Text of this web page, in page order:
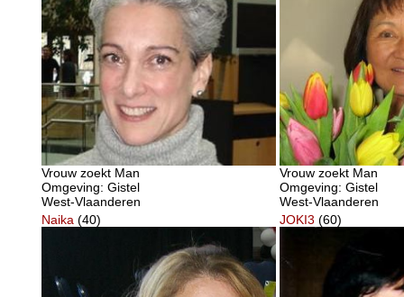
Vrouw zoekt Man
Omgeving: Gistel
West-Vlaanderen
Vrouw zoekt Man
Omgeving: Gistel
West-Vlaanderen
Naika (40) JOKI3 (60)